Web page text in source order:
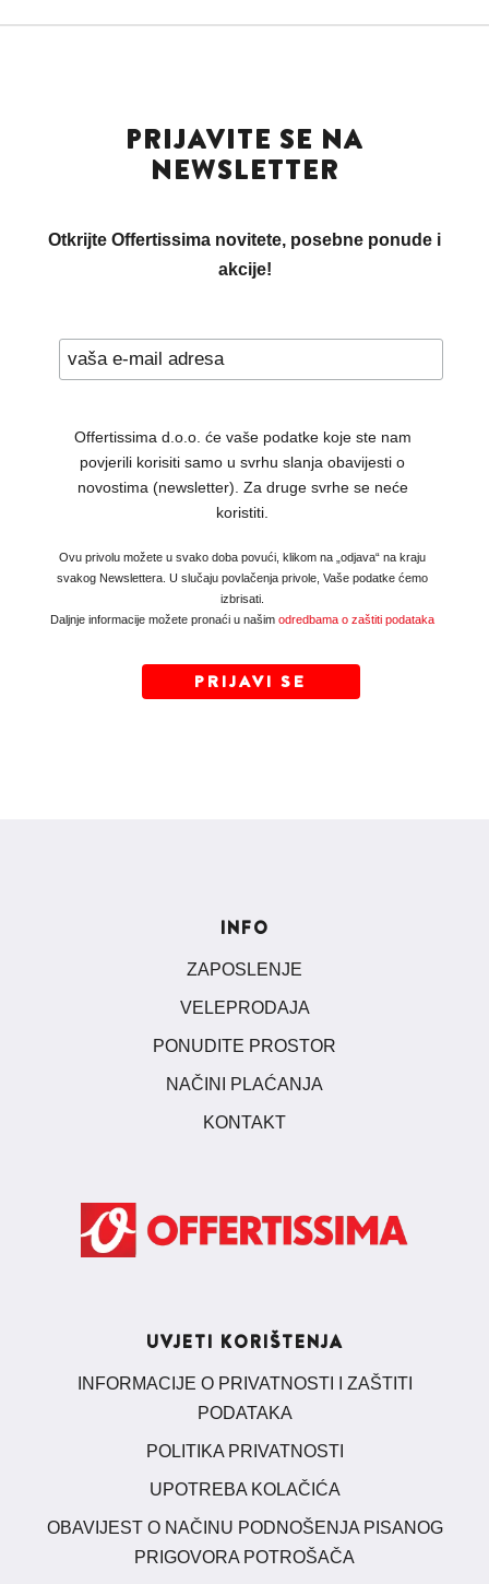
PRIJAVITE SE NA
NEWSLETTER
Otkrijte Offertissima novitete, posebne ponude i
akcije!
Offertissima d.o.o. će vaše podatke koje ste nam
povjerili korisiti samo u svrhu slanja obavijesti o
novostima (newsletter). Za druge svrhe se neće
koristiti.
Ovu privolu možete u svako doba povući, klikom na „odjava“ na kraju
svakog Newslettera. U slučaju povlačenja privole, Vaše podatke ćemo
izbrisati.
Daljnje informacije možete pronaći u našimodredbama o zaštiti podataka
INFO
ZAPOSLENJE
VELEPRODAJA
PONUDITE PROSTOR
NAČINI PLAĆANJA
KONTAKT
UVJETI KORIŠTENJA
INFORMACIJE O PRIVATNOSTI I ZAŠTITI
PODATAKA
POLITIKA PRIVATNOSTI
UPOTREBA KOLAČIĆA
OBAVIJEST O NAČINU PODNOŠENJA PISANOG
PRIGOVORA POTROŠAČA